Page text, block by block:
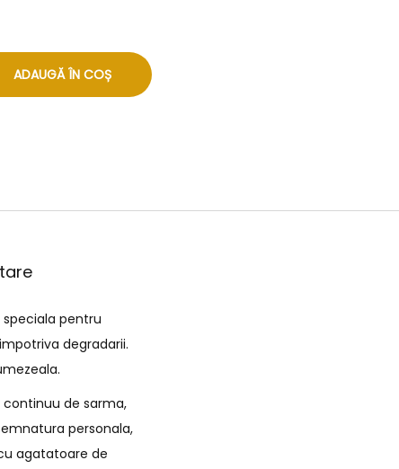
ADAUGĂ ÎN COȘ
pentru
degradarii.
de sarma,
personala,
agatatoare de